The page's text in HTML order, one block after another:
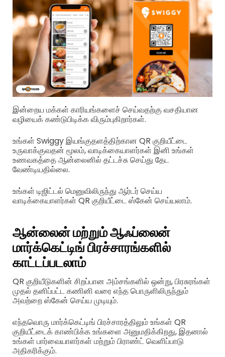
இன்றைய மக்கள் காரியங்களைச் செய்வதற்கு வசதியான
வழியைக் கண்டுபிடிக்க விரும்புகிறார்கள்.
உங்கள் Swiggy இயங்குதளத்திற்கான QR குறியீட்டை
உருவாக்குவதன் மூலம், வாடிக்கையாளர்கள் இனி உங்கள்
உணவகத்தை ஆன்லைனில் தட்டச்சு செய்து தேட
வேண்டியதில்லை.
உங்கள் டிஜிட்டல் மெனுவிலிருந்து ஆர்டர் செய்ய
வாடிக்கையாளர்கள் QR குறியீட்டை ஸ்கேன் செய்யலாம்.
ஆன்லைன் மற்றும் ஆஃப்லைன்
மார்க்கெட்டிங் பிரச்சாரங்களில்
காட்டப்படலாம்
QR குறியீடுகளின் சிறப்பான அம்சங்களில் ஒன்று, பிரசுரங்கள்
முதல் தனிப்பட்ட கணினி வரை எந்த பொருளிலிருந்தும்
அவற்றை ஸ்கேன் செய்ய முடியும்.
எந்தவொரு மார்க்கெட்டிங் பிரச்சாரத்திலும் உங்கள் QR
குறியீட்டைக் காண்பிக்க உங்களை அனுமதிக்கிறது, இதனால்
உங்கள் பார்வையாளர்கள் மற்றும் பிராண்ட் வெளிப்பாடு
அதிகரிக்கும்.